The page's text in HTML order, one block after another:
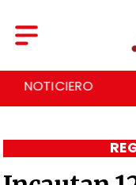
NACIONAL